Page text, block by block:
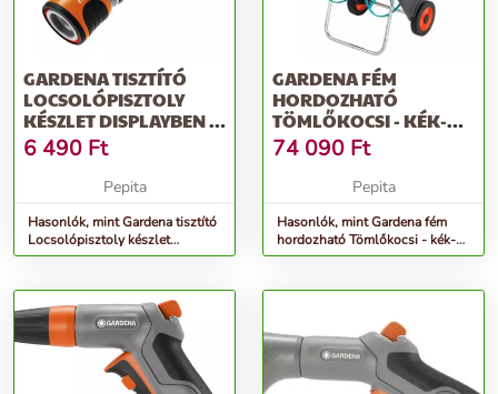
GARDENA TISZTÍTÓ
LOCSOLÓPISZTOLY
KÉSZLET DISPLAYBEN -
SZÜRKE-NARANCS
6 490 Ft
Pepita
Hasonlók, mint Gardena tisztító
Locsolópisztoly készlet
displayben - szürke-narancs
GARDENA FÉM
HORDOZHATÓ
TÖMLŐKOCSI - KÉK-
SZÜRKE
74 090 Ft
Pepita
Hasonlók, mint Gardena fém
hordozható Tömlőkocsi - kék-
szürke